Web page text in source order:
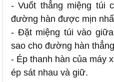
- Vuốt thẳng miệng túi
đường hàn được mịn
- Đặt miệng túi vào
sao cho đường hàn
- Ép thanh hàn của máy
ép sát nhau và giữ.